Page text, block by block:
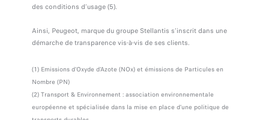
des conditions d’usage (5).
Ainsi, Peugeot, marque du groupe Stellantis s’inscrit dans une
démarche de transparence vis-à-vis de ses clients.
(1) Emissions d'Oxyde d'Azote (NOx) et émissions de Particules en
Nombre (PN)
(2) Transport & Environnement : association environnementale
européenne et spécialisée dans la mise en place d’une politique de